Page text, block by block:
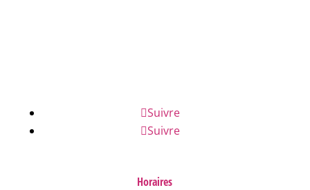
Suivre
Suivre
Horaires